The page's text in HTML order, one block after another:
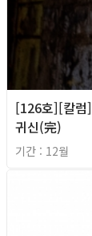
[126호][칼럼
귀신(完)
기간 : 12월